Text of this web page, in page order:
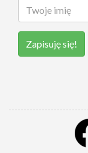
Zapisuję się!